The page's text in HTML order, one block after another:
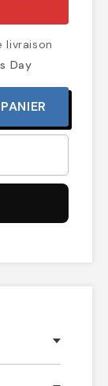
livraison
Day